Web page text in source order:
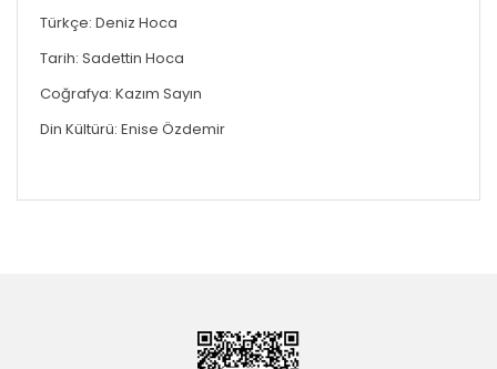
Türkçe: Deniz Hoca
Tarih: Sadettin Hoca
Coğrafya: Kazım Sayın
Din Kültürü: Enise Özdemir